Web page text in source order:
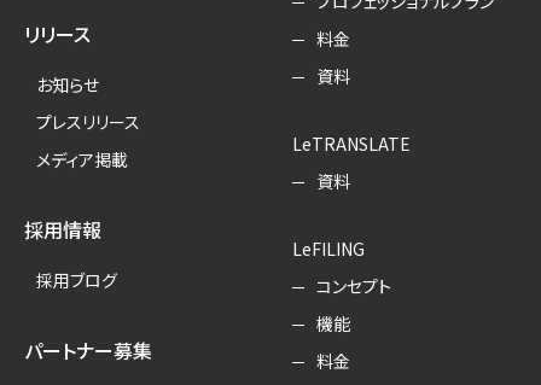
リリース
お知らせ
プレスリリース
メディア掲載
採用情報
採用ブログ
パートナー募集
料金
資料
LeTRANSLATE
資料
LeFILING
コンセプト
機能
料金